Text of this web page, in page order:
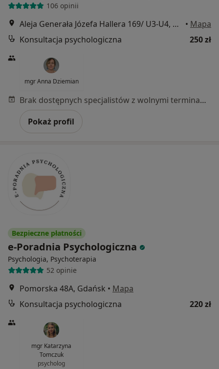
106 opinii
Aleja Generała Józefa Hallera 169/ U3-U4, Gdańsk • Mapa
Konsultacja psychologiczna
250 zł
mgr Anna Dziemian
Brak dostępnych specjalistów z wolnymi terminami w tym centrum medycznym.
Pokaż profil
Bezpieczne płatności
e-Poradnia Psychologiczna
Psychologia, Psychoterapia
52 opinie
Pomorska 48A, Gdańsk • Mapa
Konsultacja psychologiczna
220 zł
mgr Katarzyna
Tomczuk
psycholog